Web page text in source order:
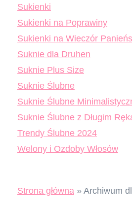
Sukienki
Sukienki na Poprawiny
Sukienki na Wieczór
Suknie dla Druhen
Suknie Plus Size
Suknie Ślubne
Suknie Ślubne
Suknie Ślubne z Długim
Trendy Ślubne 2024
Welony i Ozdoby Włosów
Strona główna » Archiwum